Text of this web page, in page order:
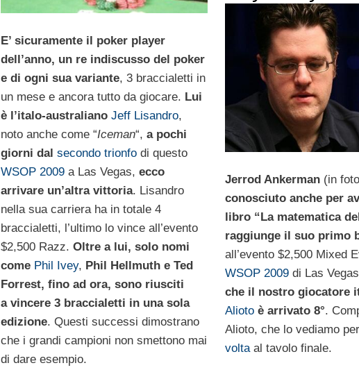
E’ sicuramente il poker player
dell’anno, un re indiscusso del poker
e di ogni sua variante, 3 braccialetti in
un mese e ancora tutto da giocare. Lui
è l’italo-australiano Jeff Lisandro,
noto anche come “Iceman“,a pochi
giorni dal secondo trionfo di questo
WSOP 2009 a Las Vegas,ecco
arrivare un’altra vittoria. Lisandro
nella sua carriera ha in totale 4
braccialetti, l’ultimo lo vince all’evento
$2,500 Razz.Oltre a lui, solo nomi
come Phil Ivey, Phil Hellmuth e Ted
Forrest, fino ad ora, sono riusciti
a vincere 3 braccialetti in una sola
edizione. Questi successi dimostrano
che i grandi campioni non smettono mai
di dare esempio.
Jerrod Ankerman(in
conosciuto anche per
libro “La matematica
raggiunge il suo primo
all’evento $2,500 Mixed
WSOP 2009di Las
che il nostro giocatore
Alioto è arrivato 8°.
Alioto, che lo vediamo
voltaal tavolo finale.